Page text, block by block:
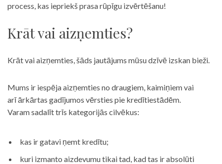
process, kas iepriekš prasa rūpīgu izvērtēšanu!
Krāt vai aizņemties?
Krāt vai aizņemties, šāds jautājums mūsu dzīvē izskan bieži.
Mums ir iespēja aizņemties no draugiem, kaimiņiem vai
arī ārkārtas gadījumos vērsties pie kredītiestādēm.
Varam sadalīt trīs kategorijās cilvēkus:
kas ir gatavi ņemt kredītu;
kuri izmanto aizdevumu tikai tad, kad tas ir absolūti